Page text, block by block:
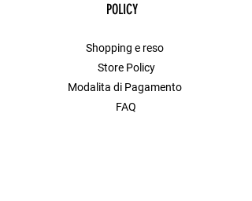
POLICY
Shopping e reso
Store Policy
Modalita di Pagamento
FAQ